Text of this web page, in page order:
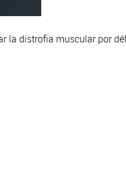
la distrofia muscular por